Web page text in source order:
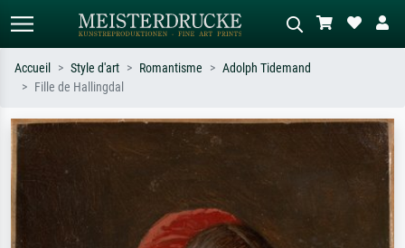
Recherchez par artiste, titre ou style –
impressionnisme, vague de Hokusai,
Décrivez la scène – ex. prairie verte,
abstrait avec beaucoup de rouge,
Accueil Style d'art Romantisme
Adolph Tidemand
Fille de Hallingdal